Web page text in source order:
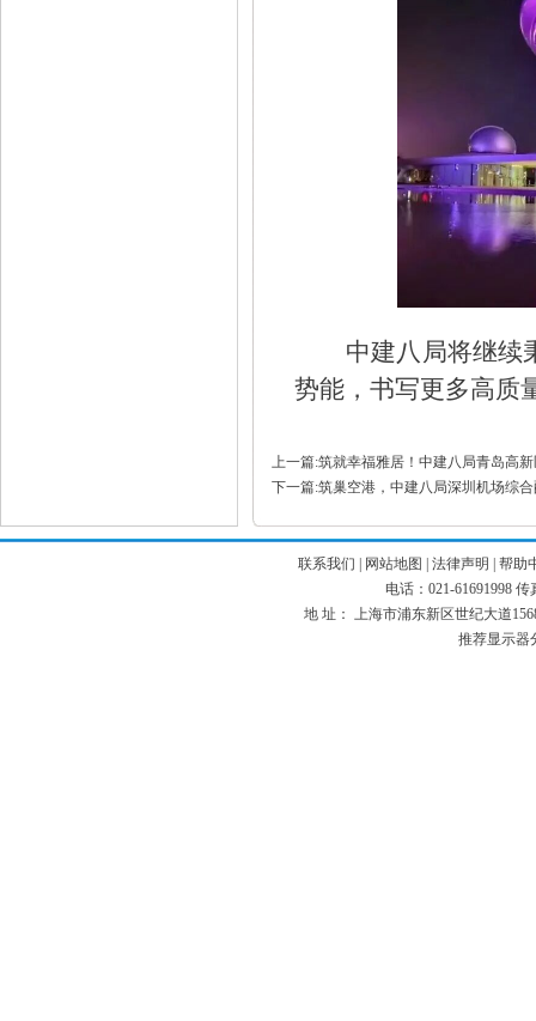
中建八局将继续
势能，书写更多高质
上一篇:筑就幸福雅居！中建八局青岛高
下一篇:筑巢空港，中建八局深圳机场综
联系我们 网站地图 法律声明
帮助
电话：021-61691998 传
地 址： 上海市浦东新区世纪大道
推荐显示器